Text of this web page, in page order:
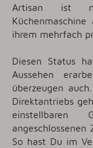
Artisan ist
ihrem mehrfach
Diesen Status
Aussehen
überzeugen
Direktantriebs
einstellbaren
angeschlossenen
So hast Du im